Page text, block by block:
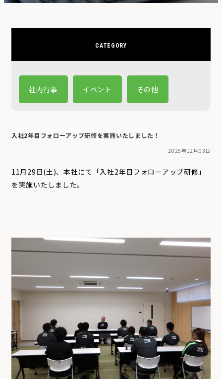
CATEGORY
社内行事 イベント その他
入社2年目フォローアップ研修を実施いたしました！
2025年12月03日
11月29日(土)、本社にて「入社2年目フォローアップ研修」
を実施いたしました。